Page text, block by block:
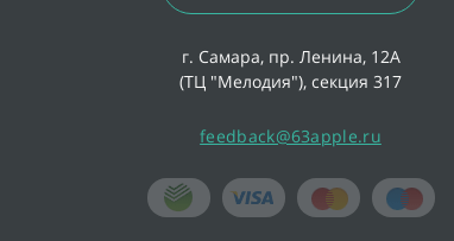
г. Самара, пр. Ленина, 12А
(ТЦ "Мелодия"), секция 317
feedback@63apple.ru